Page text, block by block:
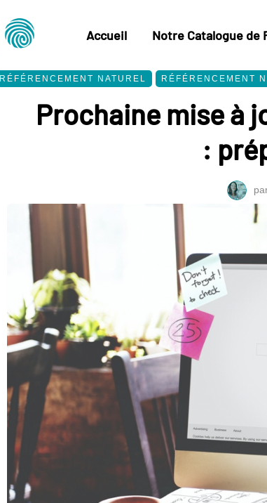
Accueil Notre Catalogue de
RÉFÉRENCEMENT NATUREL RÉFÉRENCEMENT
Prochaine mise à
: